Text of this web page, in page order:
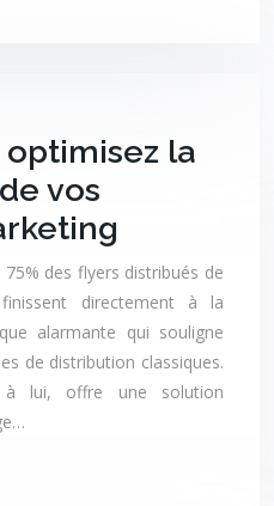
la
vos
des flyers distribués de
directement à la
alarmante qui souligne
de distribution classiques.
à lui, offre une solution